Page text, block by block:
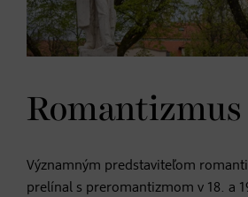
Romantizmus
Významným predstaviteľom
prelínal s preromantizmom v 18. a